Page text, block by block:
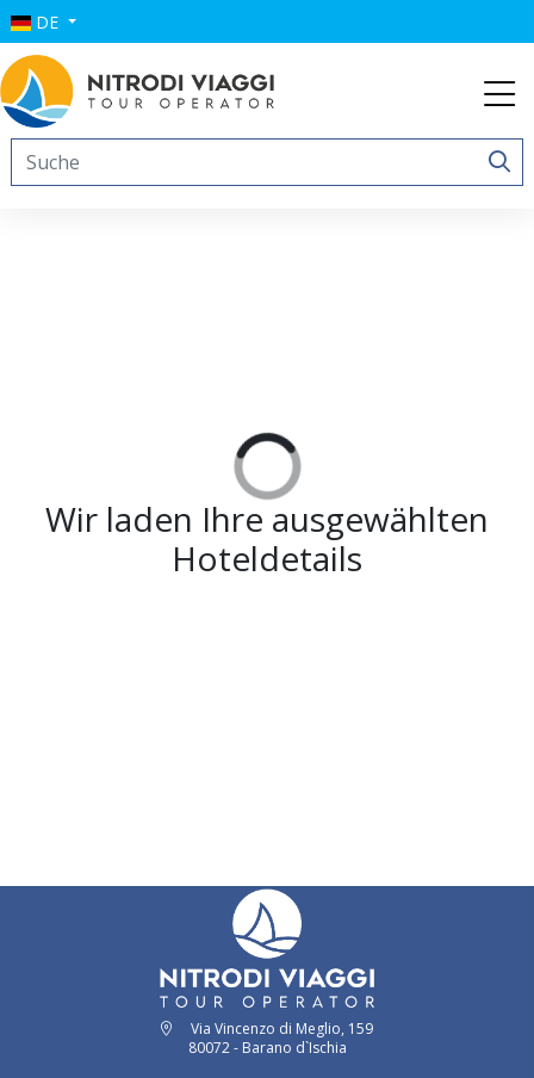
DE
Wir laden Ihre ausgewählten
Hoteldetails
Via Vincenzo di Meglio, 159
80072 - Barano d`Ischia